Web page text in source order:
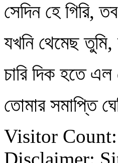
সেদিন হে গিরি,
যখনি থেমেছ
চারি দিক হতে
তোমার সমাপ্তি
Visitor